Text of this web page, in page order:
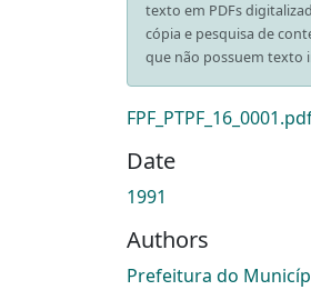
texto em PDFs
cópia e pesquisa de
que não possuem texto
Date
1991
Authors
Prefeitura do